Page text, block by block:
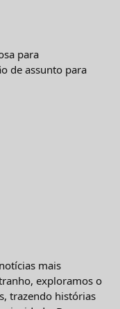
para
de assunto para
mais
exploramos o
trazendo histórias